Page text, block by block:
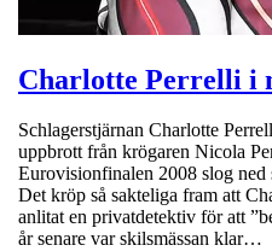
Charlotte Perrelli i
Schlagerstjärnan Charlotte
uppbrott från krögaren Nicola
Eurovisionfinalen 2008 slog
Det kröp så sakteliga fram att
anlitat en privatdetektiv för att
år senare var skilsmässan klar…